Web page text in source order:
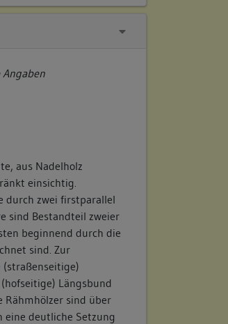
Angaben
aus Nadelholz
einsichtig.
durch zwei firstparallel
sind Bestandteil zweier
beginnend durch die
sind. Zur
Längsbund
Rähmhölzer sind über
eine deutliche Setzung